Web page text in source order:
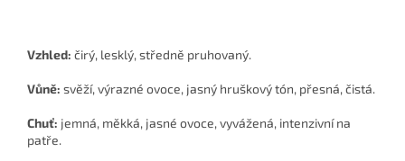
Vzhled: čirý, lesklý, středně pruhovaný.
Vůně: svěží, výrazné ovoce, jasný hruškový tón, přesná, čistá.
Chuť: jemná, měkká, jasné ovoce, vyvážená, intenzivní na
patře.